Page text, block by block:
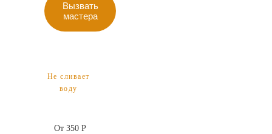
Вызвать
мастера
Не сливает
воду
От 350 Р